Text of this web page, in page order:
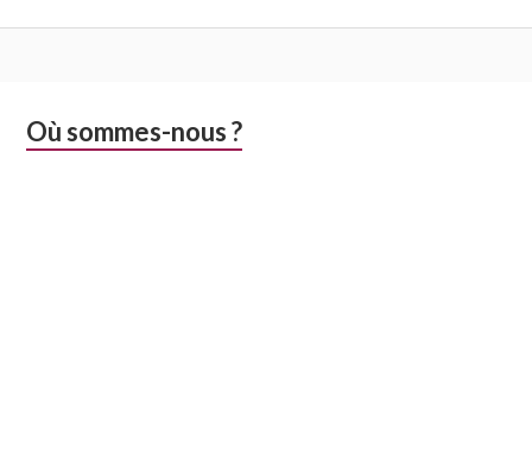
Colonne
Où sommes-nous ?